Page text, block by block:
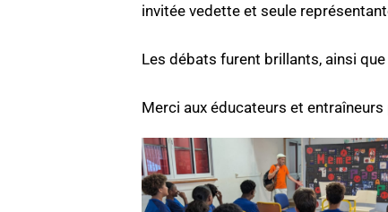
invitée vedette et seule
Les débats furent brillants, ainsi
Merci aux éducateurs et entraîneurs